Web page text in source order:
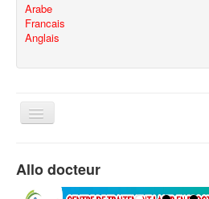
Arabe
Francais
Anglais
Basculer
Allo docteur